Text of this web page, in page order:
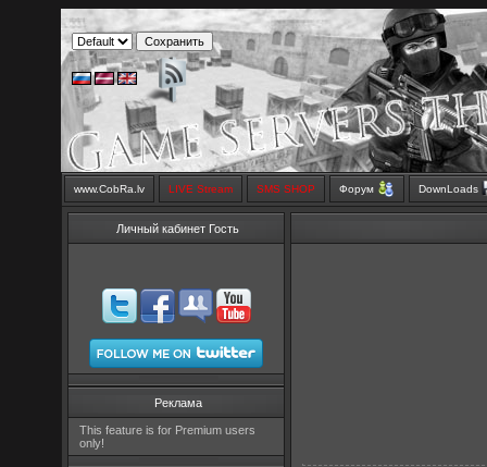
www.CobRa.lv LIVE Stream SMS SHOP Форум DownLoads
Личный кабинет Гость
Реклама
This feature is for Premium users
only!